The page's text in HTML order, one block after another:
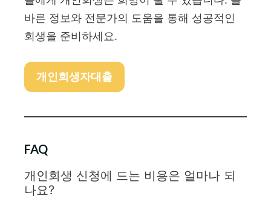
바른 정보와 전문가의 도움을 통해 성공적인
회생을 준비하세요.
개인회생자대출
FAQ
개인회생 신청에 드는 비용은 얼마나 되
나요?